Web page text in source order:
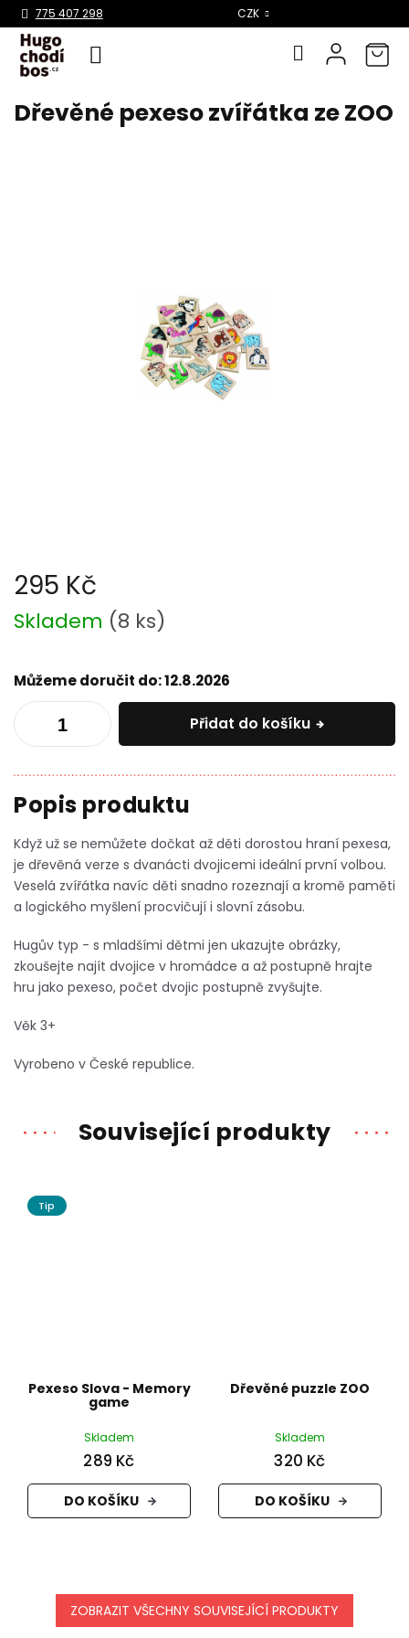
Přejít
775 407 298 CZK
Dřevěné pexeso zvířátka ze ZOO
295 Kč
Měrná
cena:
Skladem (8 ks)
Můžeme doručit do:12.8.2026
Přidat do košíku
Když už se nemůžete dočkat až děti dorostou hraní pexesa,
je dřevěná verze s dvanácti dvojicemi ideální první volbou.
Veselá zvířátka navíc děti snadno rozeznají a kromě paměti
a logického myšlení procvičují i slovní zásobu.
Hugův typ - s mladšími dětmi jen ukazujte obrázky,
zkoušejte najít dvojice v hromádce a až postupně hrajte
hru jako pexeso, počet dvojic postupně zvyšujte.
Věk 3+
Vyrobeno v České republice.
Související produkty
Tip
Pexeso Slova - Memory
game
Skladem
289 Kč
DO KOŠÍKU
Dřevěné puzzle ZOO
Skladem
320 Kč
DO KOŠÍKU
ZOBRAZIT VŠECHNY SOUVISEJÍCÍ PRODUKTY